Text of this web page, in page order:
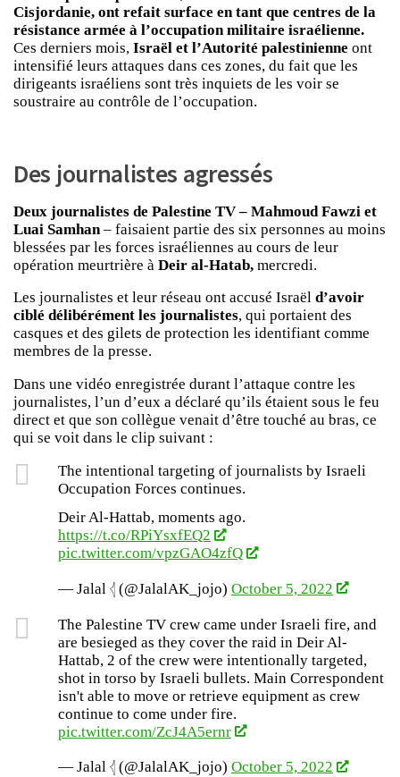
Cisjordanie, ont refait surface en tant que centres de la
résistance armée à l’occupation militaire israélienne.
Ces derniers mois, Israël et l’Autorité palestinienne ont
intensifié leurs attaques dans ces zones, du fait que les
dirigeants israéliens sont très inquiets de les voir se
soustraire au contrôle de l’occupation.
Des journalistes agressés
Deux journalistes de Palestine TV – Mahmoud Fawzi et
Luai Samhan – faisaient partie des six personnes au moins
blessées par les forces israéliennes au cours de leur
opération meurtrière à Deir al-Hatab, mercredi.
Les journalistes et leur réseau ont accusé Israël d’avoir
ciblé délibérément les journalistes, qui portaient des
casques et des gilets de protection les identifiant comme
membres de la presse.
Dans une vidéo enregistrée durant l’attaque contre les
journalistes, l’un d’eux a déclaré qu’ils étaient sous le feu
direct et que son collègue venait d’être touché au bras, ce
qui se voit dans le clip suivant :
The intentional targeting of journalists by Israeli
Occupation Forces continues.
Deir Al-Hattab, moments ago.
https://t.co/RPiYsxfEQ2
pic.twitter.com/vpzGAO4zfQ
— Jalal 𓂆 (@JalalAK_jojo) October 5, 2022
The Palestine TV crew came under Israeli fire, and
are besieged as they cover the raid in Deir Al-
Hattab, 2 of the crew were intentionally targeted,
shot in torso by Israeli bullets. Main Correspondent
isn't able to move or retrieve equipment as crew
continue to come under fire.
pic.twitter.com/ZcJ4A5ernr
— Jalal 𓂆 (@JalalAK_jojo) October 5, 2022